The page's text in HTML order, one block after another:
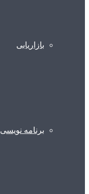
بازاریابی
برنامه نویسی